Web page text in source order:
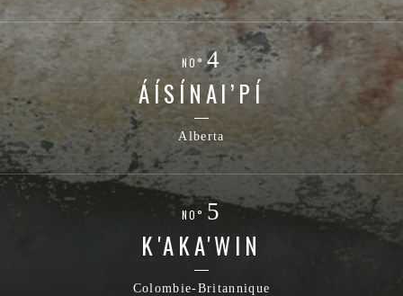
NO°
ÁÍSÍNAI’PÍ
Alberta
NO°
K'AKA'WIN
Colombie-Britannique